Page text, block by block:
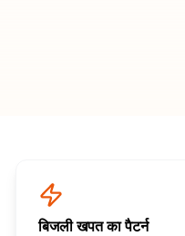
बिजली खपत का पैटर्न